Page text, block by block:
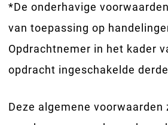
*De onderhavige
van toepassing op
Opdrachtnemer in het kader
opdracht ingeschakelde
Deze algemene voorwaarden